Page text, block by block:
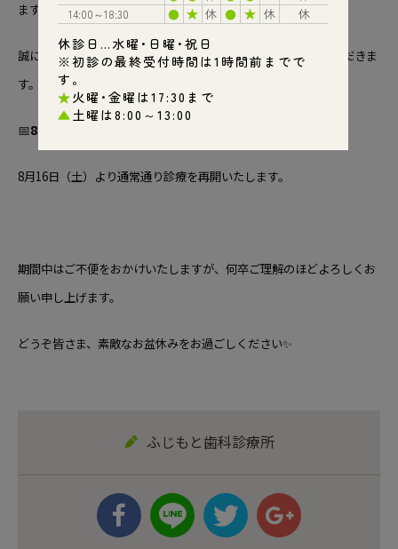
ます。
誠に勝手ながら、2025年のお盆休みは下記の日程とさせていただきま
す。
📅8月10日（日）～15日（金）
8月16日（土）より通常通り診療を再開いたします。
期間中はご不便をおかけいたしますが、何卒ご理解のほどよろしくお
願い申し上げます。
どうぞ皆さま、素敵なお盆休みをお過ごしください✨
ふじもと歯科診療所